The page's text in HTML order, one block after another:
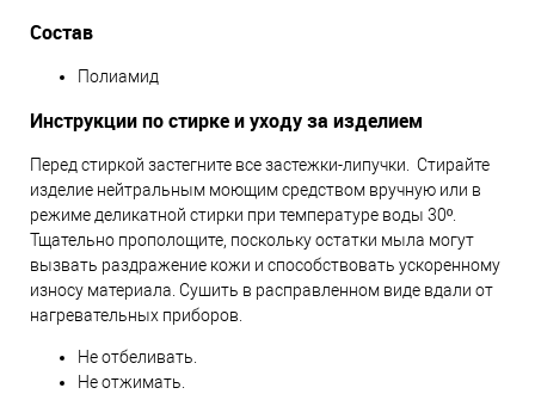
Состав
Полиамид
Инструкции по стирке и уходу за изделием
Перед стиркой застегните все застежки-липучки. Стирайте
изделие нейтральным моющим средством вручную или в
режиме деликатной стирки при температуре воды 30º.
Тщательно прополощите, поскольку остатки мыла могут
вызвать раздражение кожи и способствовать ускоренному
износу материала. Сушить в расправленном виде вдали от
нагревательных приборов.
Не отбеливать.
Не отжимать.